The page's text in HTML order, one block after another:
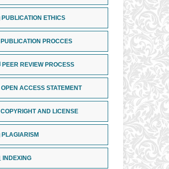
PUBLICATION ETHICS
PUBLICATION PROCCES
PEER REVIEW PROCESS
OPEN ACCESS STATEMENT
COPYRIGHT AND LICENSE
PLAGIARISM
INDEXING